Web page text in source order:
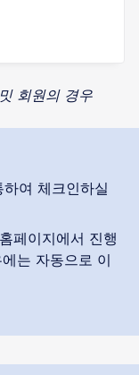
회원의 경우
여 체크인하실
페이지에서 진행
는 자동으로 이